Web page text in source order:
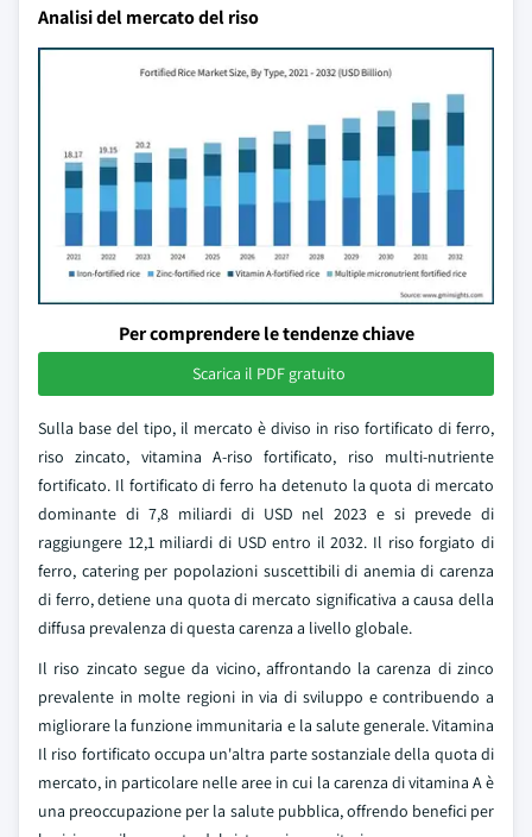
Analisi del mercato del riso
Per comprendere le tendenze chiave
Scarica il PDF gratuito
Sulla base del tipo, il mercato è diviso in riso fortificato di ferro,
riso zincato, vitamina A-riso fortificato, riso multi-nutriente
fortificato. Il fortificato di ferro ha detenuto la quota di mercato
dominante di 7,8 miliardi di USD nel 2023 e si prevede di
raggiungere 12,1 miliardi di USD entro il 2032. Il riso forgiato di
ferro, catering per popolazioni suscettibili di anemia di carenza
di ferro, detiene una quota di mercato significativa a causa della
diffusa prevalenza di questa carenza a livello globale.
Il riso zincato segue da vicino, affrontando la carenza di zinco
prevalente in molte regioni in via di sviluppo e contribuendo a
migliorare la funzione immunitaria e la salute generale. Vitamina
Il riso fortificato occupa un'altra parte sostanziale della quota di
mercato, in particolare nelle aree in cui la carenza di vitamina A è
una preoccupazione per la salute pubblica, offrendo benefici per